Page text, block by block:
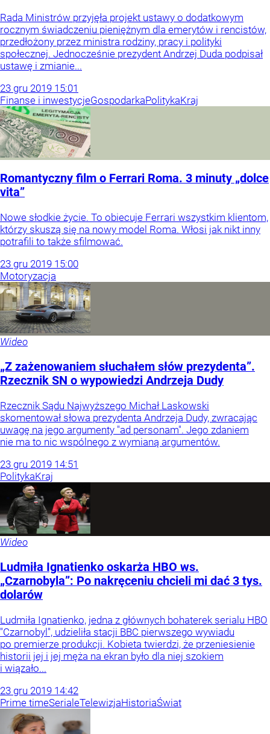
Rada Ministrów przyjęła projekt ustawy o dodatkowym
rocznym świadczeniu pieniężnym dla emerytów i rencistów,
przedłożony przez ministra rodziny, pracy i polityki
społecznej. Jednocześnie prezydent Andrzej Duda podpisał
ustawę i zmianie...
23 gru 2019 15:01
Finanse i inwestycjeGospodarkaPolitykaKraj
Romantyczny film o Ferrari Roma. 3 minuty „dolce
vita”
Nowe słodkie życie. To obiecuje Ferrari wszystkim klientom,
którzy skuszą się na nowy model Roma. Włosi jak nikt inny
potrafili to także sfilmować.
23 gru 2019 15:00
Motoryzacja
Wideo
„Z zażenowaniem słuchałem słów prezydenta”.
Rzecznik SN o wypowiedzi Andrzeja Dudy
Rzecznik Sądu Najwyższego Michał Laskowski
skomentował słowa prezydenta Andrzeja Dudy, zwracając
uwagę na jego argumenty "ad personam". Jego zdaniem
nie ma to nic wspólnego z wymianą argumentów.
23 gru 2019 14:51
PolitykaKraj
Wideo
Ludmiła Ignatienko oskarża HBO ws.
„Czarnobyla”: Po nakręceniu chcieli mi dać 3 tys.
dolarów
Ludmiła Ignatienko, jedna z głównych bohaterek serialu HBO
"Czarnobyl", udzieliła stacji BBC pierwszego wywiadu
po premierze produkcji. Kobieta twierdzi, że przeniesienie
historii jej i jej męża na ekran było dla niej szokiem
i wiązało...
23 gru 2019 14:42
Prime timeSerialeTelewizjaHistoriaŚwiat